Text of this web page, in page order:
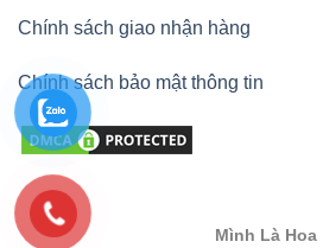
Chính sách giao nhận hàng
Chính sách bảo mật thông tin
Mình Là Hoa